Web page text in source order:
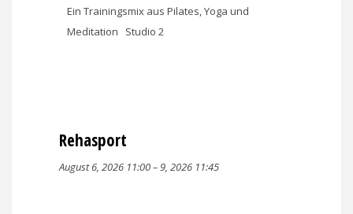
Ein Trainingsmix aus Pilates, Yoga und
Meditation Studio 2
Rehasport
August 6, 2026 11:00–9, 2026 11:45